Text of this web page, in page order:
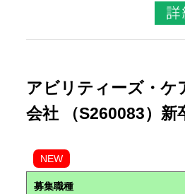
アビリティーズ・ケ
会社 （S260083）新
NEW
募集職種